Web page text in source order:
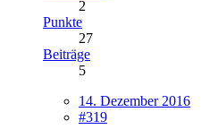
2
Punkte
27
Beiträge
5
14. Dezember 2016
#319